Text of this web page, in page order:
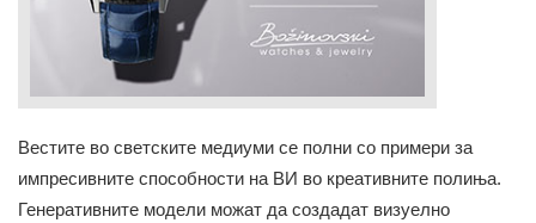
Вестите во светските медиуми се полни со примери за
импресивните способности на ВИ во креативните полиња.
Генеративните модели можат да создадат визуелно